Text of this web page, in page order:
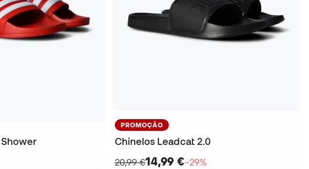
PROMOÇÃO
Chinelos Leadcat 2.0
20,99 €14,99 €−29%